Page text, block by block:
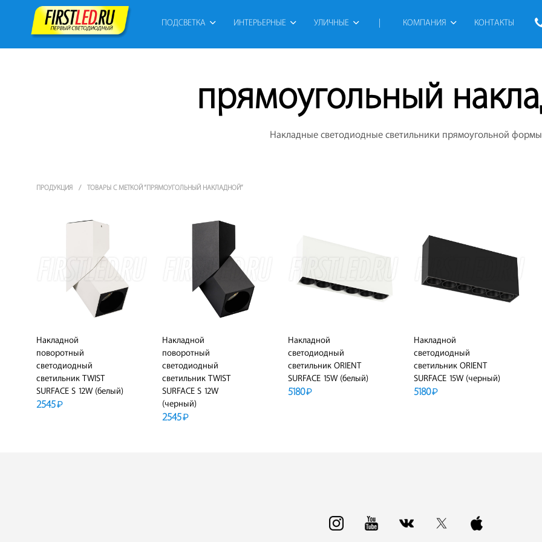
ПОДСВЕТКА ИНТЕРЬЕРНЫЕ УЛИЧНЫЕ КОМПАНИЯ КОНТАКТЫ
прямоугольный
Накладные светодиодные светильники прямоугольной
ПРОДУКЦИЯ / ТОВАРЫ С МЕТКОЙ “ПРЯМОУГОЛЬНЫЙ НАКЛАДНОЙ”
Накладной
поворотный
светодиодный
светильник TWIST
SURFACE S 12W (белый)
2545₽
Накладной
поворотный
светодиодный
светильник TWIST
SURFACE S 12W
(черный)
2545₽
Накладной
светодиодный
светильник ORIENT
SURFACE 15W (белый)
5180₽
Накладной
светодиодный
светильник ORIENT
SURFACE 15W (черный)
5180₽